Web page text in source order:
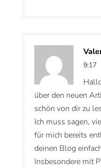
9:17
über den neuen
schön von dir zu
Ich muss sagen,
für mich bereits
deinen Blog
Insbesondere mit